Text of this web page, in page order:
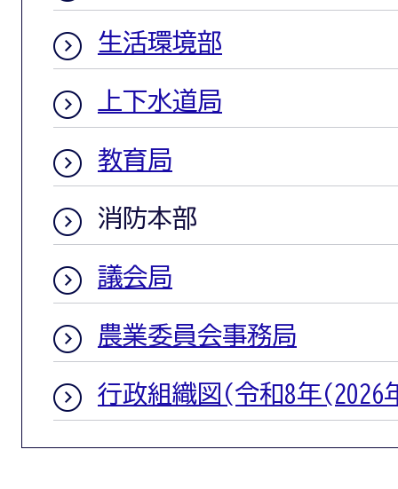
生活環境部
上下水道局
教育局
消防本部
議会局
農業委員会事務局
行政組織図(令和8年(2026